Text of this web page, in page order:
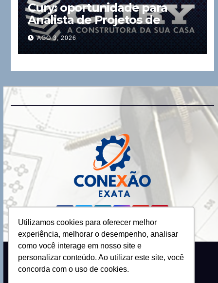
Utilizamos cookies para oferecer melhor
experiência, melhorar o desempenho, analisar
como você interage em nosso site e
personalizar conteúdo. Ao utilizar este site, você
concorda com o uso de cookies.
Cury: oportunidade para
Analista de Projetos de
Instalações
AGO 3, 2026
Proudly powered by WordPress|
Theme: Newsup by Themeansar.